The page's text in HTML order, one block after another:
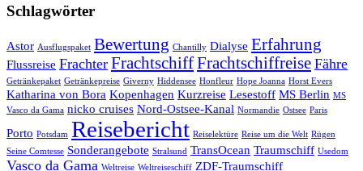
Schlagwörter
Astor Ausflugspaket Bewertung Chantilly Dialyse Erfahrung
Flussreise Frachter FrachtschiffFrachtschiffreise Fähre
Getränkepaket Getränkepreise Giverny Hiddensee Honfleur Hope Joanna Horst Evers
Katharina von Bora Kopenhagen Kurzreise Lesestoff MS Berlin MS
Vasco da Gama nicko cruises Nord-Ostsee-Kanal Normandie Ostsee Paris
Porto Potsdam Reisebericht Reiselektüre Reise um die Welt Rügen
Seine Comtesse Sonderangebote Stralsund TransOcean Traumschiff Usedom
Vasco da Gama Weltreise Weltreiseschiff ZDF-Traumschiff